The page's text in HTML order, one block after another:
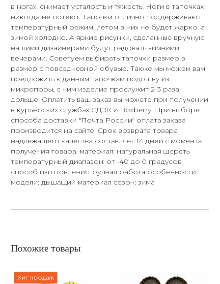
в ногах, снимает усталость и тяжесть. Ноги в тапочках
никогда не потеют. Тапочки отлично поддерживают
температурный режим, летом в них не будет жарко, а
зимой холодно. А яркие рисунки, сделанные вручную
нашими дизайнерами будут радовать зимними
вечерами. Советуем выбирать тапочки размер в
размер с повседневной обувью. Также мы можем вам
предложить к данным тапочкам подошву из
микропоры, с ним изделие прослужит 2-3 раза
дольше. Оплатить ваш заказ вы можете при получении
в курьерских службах СДЭК и Boxberry. При выборе
способа доставки "Почта России" оплата заказа
производится на сайте. Срок возврата товара
надлежащего качества составляет 14 дней с момента
получения товара. материал: натуральная шерсть
температурный диапазон: от -40 до 0 градусов
способ изготовления: ручная работа особенности
модели: дышащий материал сезон: зима
Похожие товары
Хит продаж